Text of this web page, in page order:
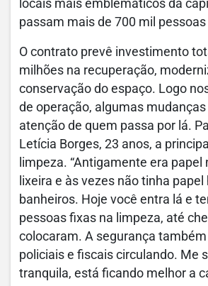
locais mais emblemáticos da
passam mais de 700 mil
O contrato prevê investimento
milhões na recuperação,
conservação do espaço. Logo
de operação, algumas
atenção de quem passa por lá.
Letícia Borges, 23 anos, a
limpeza. “Antigamente era papel
lixeira e às vezes não tinha
banheiros. Hoje você entra lá e
pessoas fixas na limpeza, até
colocaram. A segurança
policiais e fiscais circulando. Me
tranquila, está ficando melhor a